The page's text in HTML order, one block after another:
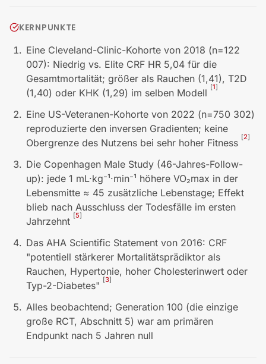
KERNPUNKTE
Eine Cleveland-Clinic-Kohorte von 2018 (n=122
007): Niedrig vs. Elite CRF HR 5,04 für die
Gesamtmortalität; größer als Rauchen (1,41), T2D
(1,40) oder KHK (1,29) im selben Modell [1]
Eine US-Veteranen-Kohorte von 2022 (n=750 302)
reproduzierte den inversen Gradienten; keine
Obergrenze des Nutzens bei sehr hoher Fitness [2]
Die Copenhagen Male Study (46-Jahres-Follow-
up): jede 1 mL·kg⁻¹·min⁻¹ höhere VO₂max in der
Lebensmitte ≈ 45 zusätzliche Lebenstage; Effekt
blieb nach Ausschluss der Todesfälle im ersten
Jahrzehnt [5]
Das AHA Scientific Statement von 2016: CRF
"potentiell stärkerer Mortalitätsprädiktor als
Rauchen, Hypertonie, hoher Cholesterinwert oder
Typ-2-Diabetes" [3]
Alles beobachtend; Generation 100 (die einzige
große RCT, Abschnitt 5) war am primären
Endpunkt nach 5 Jahren null